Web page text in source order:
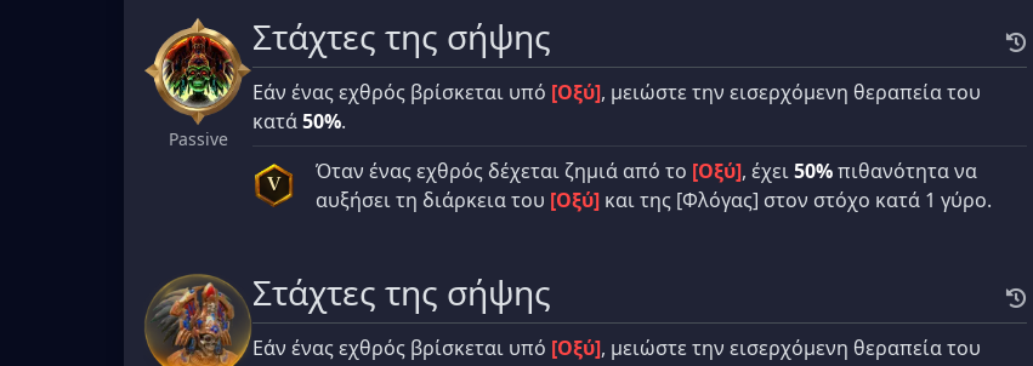
Passive
Στάχτες της σήψης
Εάν ένας εχθρός βρίσκεται υπό [Οξύ], μειώστε την εισερχόμενη θεραπεία του
κατά50%.
V Όταν ένας εχθρός δέχεται ζημιά από το [Οξύ], έχει50%πιθανότητα να
αυξήσει τη διάρκεια του [Οξύ] και της [Φλόγας] στον στόχο κατά 1 γύρο.
Στάχτες της σήψης
Εάν ένας εχθρός βρίσκεται υπό [Οξύ], μειώστε την εισερχόμενη θεραπεία του